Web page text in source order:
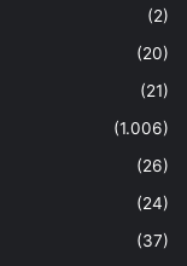
(2)
(20)
(21)
(1.006)
(26)
(24)
(37)